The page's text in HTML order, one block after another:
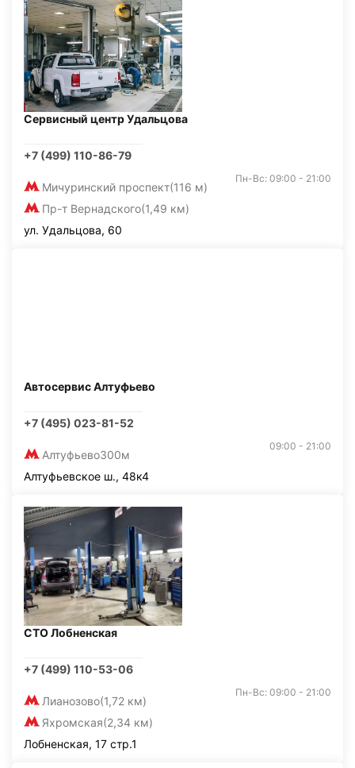
Сервисный центр Удальцова
+7 (499) 110-86-79
Мичуринский проспект(116 м)
Пр-т Вернадского(1,49 км)
Пн-Вс: 09:00 - 21:00
ул. Удальцова, 60
Автосервис Алтуфьево
+7 (495) 023-81-52
Алтуфьево300м
09:00 - 21:00
Алтуфьевское ш., 48к4
СТО Лобненская
+7 (499) 110-53-06
Лианозово(1,72 км)
Яхромская(2,34 км)
Пн-Вс: 09:00 - 21:00
Лобненская, 17 стр.1